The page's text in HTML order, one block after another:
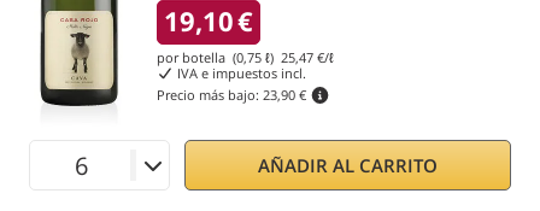
19,10€
por botella (0,75 ℓ) 25,47 €/ℓ
IVA e impuestos incl.
Precio más bajo: 23,90 €
AÑADIR AL CARRITO